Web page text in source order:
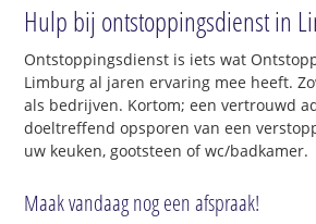
Hulp bij ontstoppingsdienst in
Ontstoppingsdienst is iets wat
Limburg al jaren ervaring mee heeft.
als bedrijven. Kortom; een vertrouwd
doeltreffend opsporen van een
uw keuken, gootsteen of wc/badkamer.
Maak vandaag nog een afspraak!